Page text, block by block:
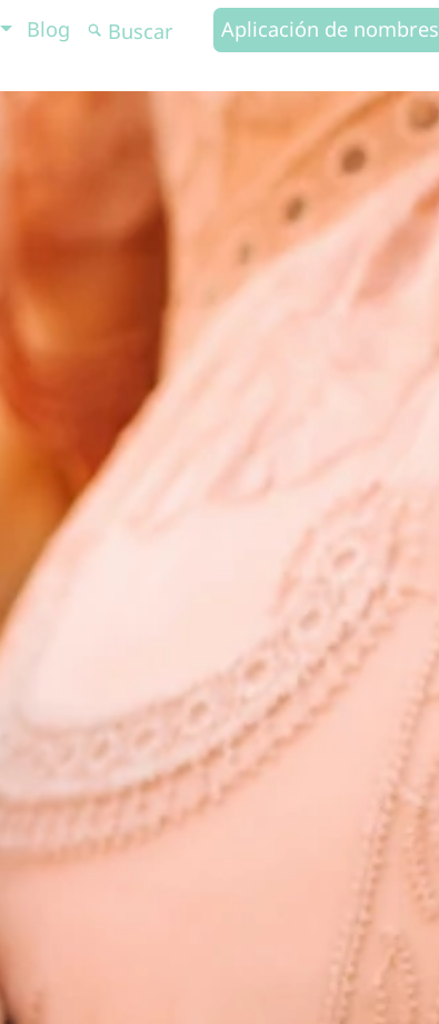
Blog Aplicación de nombres